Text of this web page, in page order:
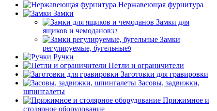
Нержавеющая фурнитура
Замки
Замки для
ящиков и чемоданов32
Замки
регулируемые, бугельные9
Ручки
Петли и ограничители
Заготовки для гравировки
Засовы, задвижки,
шпингалеты
Прижимное и
столярное оборудование